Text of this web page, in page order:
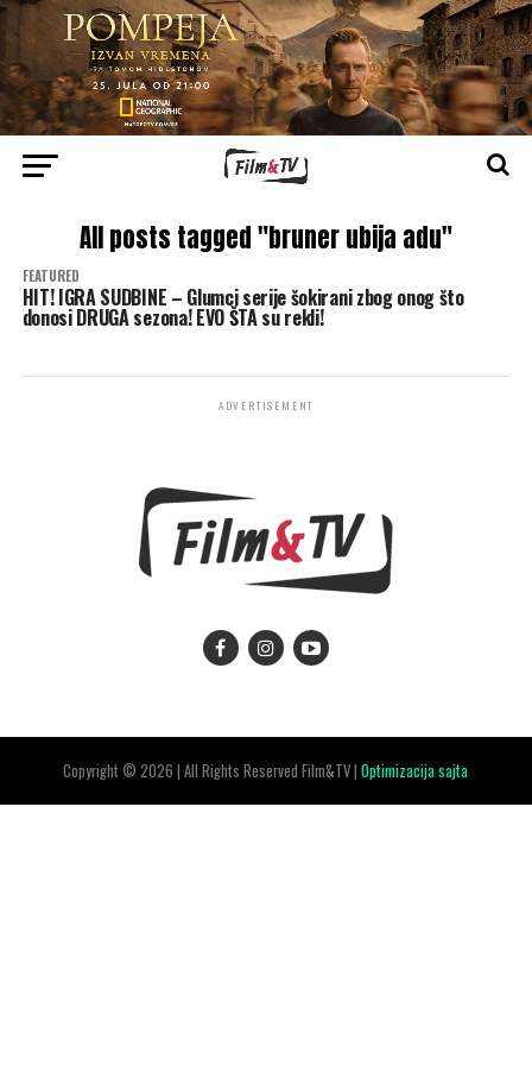
All posts tagged "bruner ubija adu"
FEATURED
HIT! IGRA SUDBINE – Glumci serije šokirani zbog onog što
donosi DRUGA sezona! EVO ŠTA su rekli!
ADVERTISEMENT
Copyright © 2026 | All Rights Reserved Film&TV |Optimizacija sajta